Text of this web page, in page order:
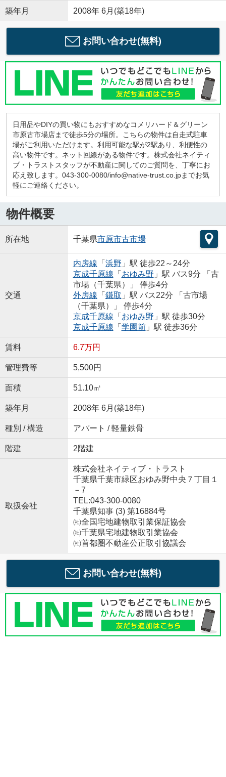
築年月 2008年 6月(築18年)
お問い合わせ(無料)
日用品やDIYの買い物にもおすすめなコメリハード＆グリーン
市原古市場店まで徒歩5分の場所。こちらの物件は自走式駐車
場がご利用いただけます。利用可能な駅が2駅あり、利便性の
高い物件です。ネット回線がある物件です。株式会社ネイティ
ブ・トラストスタッフが不動産に関してのご質問を、丁寧にお
応え致します。043-300-0080/info@native-trust.co.jpまでお気
軽にご連絡ください。
物件概要
所在地 千葉県市原市古市場
交通
内房線 「 浜野 」駅 徒歩22～24分
京成千原線 「 おゆみ野 」駅 バス9分 「古
市場（千葉県）」 停歩4分
外房線 「 鎌取 」駅 バス22分 「古市場
（千葉県）」 停歩4分
京成千原線 「 おゆみ野 」駅 徒歩30分
京成千原線 「 学園前」駅 徒歩36分
賃料 6.7万円
管理費等 5,500円
面積 51.10㎡
築年月 2008年 6月(築18年)
種別 / 構造 アパート / 軽量鉄骨
階建 2階建
取扱会社
株式会社ネイティブ・トラスト
千葉県千葉市緑区おゆみ野中央７丁目１
－7
TEL:043-300-0080
千葉県知事 (3) 第16884号
㈳全国宅地建物取引業保証協会
㈳千葉県宅地建物取引業協会
㈳首都圏不動産公正取引協議会
お問い合わせ(無料)